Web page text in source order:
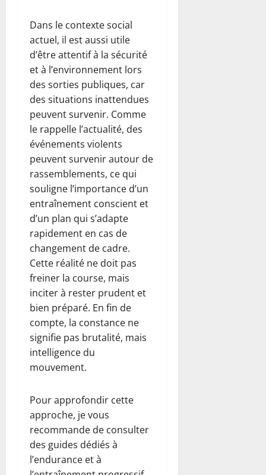
Dans le contexte social
actuel, il est aussi utile
d’être attentif à la sécurité
et à l’environnement lors
des sorties publiques, car
des situations inattendues
peuvent survenir. Comme
le rappelle l’actualité, des
événements violents
peuvent survenir autour de
rassemblements, ce qui
souligne l’importance d’un
entraînement conscient et
d’un plan qui s’adapte
rapidement en cas de
changement de cadre.
Cette réalité ne doit pas
freiner la course, mais
inciter à rester prudent et
bien préparé. En fin de
compte, la constance ne
signifie pas brutalité, mais
intelligence du
mouvement.
Pour approfondir cette
approche, je vous
recommande de consulter
des guides dédiés à
l’endurance et à